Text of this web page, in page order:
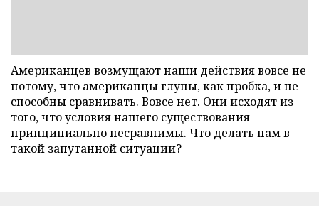
Американцев возмущают наши действия вовсе не
потому, что американцы глупы, как пробка, и не
способны сравнивать. Вовсе нет. Они исходят из
того, что условия нашего существования
принципиально несравнимы. Что делать нам в
такой запутанной ситуации?